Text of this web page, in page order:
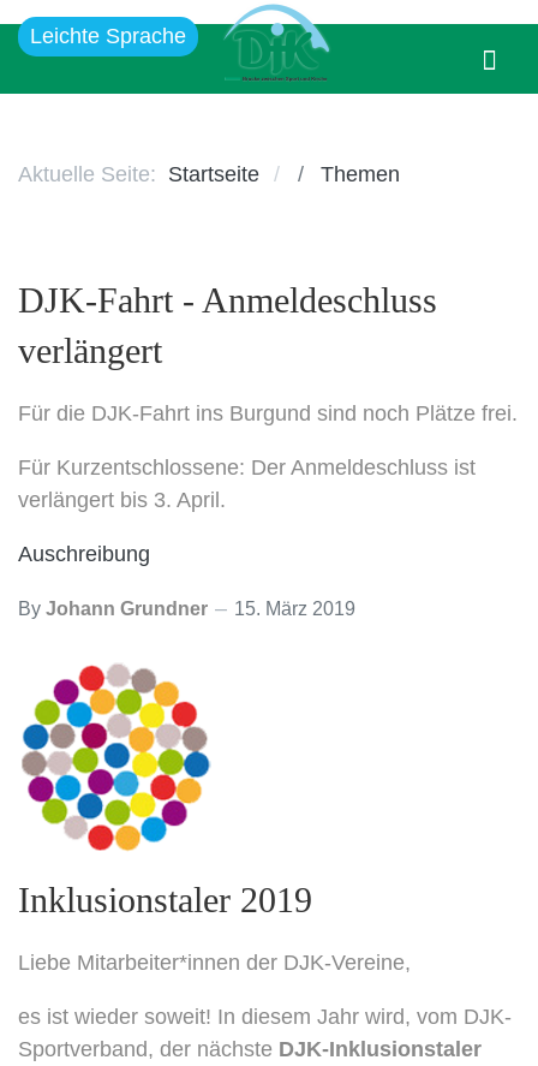
Leichte Sprache
Aktuelle Seite: Startseite Themen
DJK-Fahrt - Anmeldeschluss
verlängert
Für die DJK-Fahrt ins Burgund sind noch Plätze frei.
Für Kurzentschlossene: Der Anmeldeschluss ist
verlängert bis 3. April.
Auschreibung
By Johann Grundner 15. März 2019
Inklusionstaler 2019
Liebe Mitarbeiter*innen der DJK-Vereine,
es ist wieder soweit! In diesem Jahr wird, vom DJK-
Sportverband, der nächste DJK-Inklusionstaler